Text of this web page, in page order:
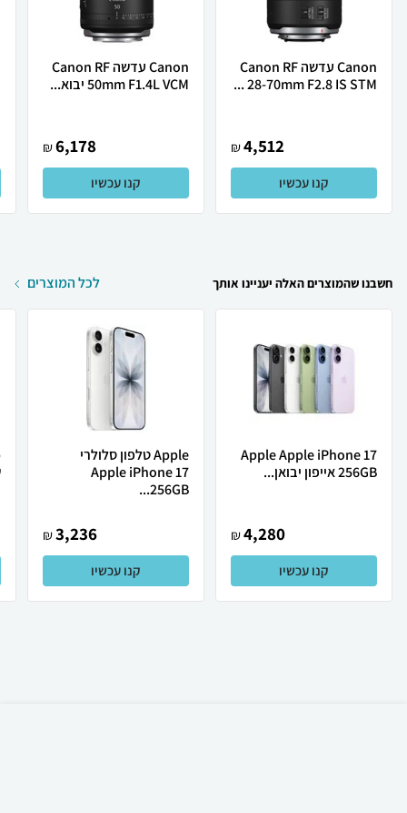
Canon עדשה Canon RF
28-70mm F2.8 IS STM ...
4,512
₪
קנו עכשיו
Canon ‏עדשה Canon RF
50mm F1.4L VCM יבוא...
6,178
₪
קנו עכשיו
חשבנו שהמוצרים האלה יעניינו אותך לכל המוצרים
Apple Apple iPhone 17
256GB אייפון יבואן...
4,280
₪
קנו עכשיו
Apple טלפון סלולרי
Apple iPhone 17
256GB...
3,236
₪
קנו עכשיו